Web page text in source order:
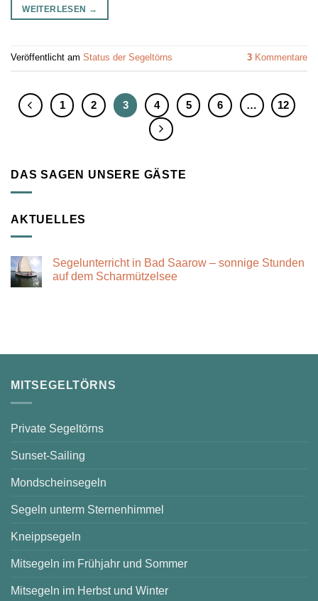
WEITERLESEN →
Veröffentlicht am Status der Segeltörns 3 Kommentare
1 2 3 4 5 6 … 12
DAS SAGEN UNSERE GÄSTE
AKTUELLES
Segelunterricht in Bad Saarow – sonnige Stunden
auf dem Scharmützelsee
–
auf
MITSEGELTÖRNS
Private Segeltörns
Sunset-Sailing
Mondscheinsegeln
Segeln unterm Sternenhimmel
Kneippsegeln
Mitsegeln im Frühjahr und Sommer
Mitsegeln im Herbst und Winter